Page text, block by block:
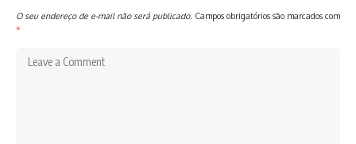
O seu endereço de e-mail não será publicado. Campos obrigatórios são marcados com
*